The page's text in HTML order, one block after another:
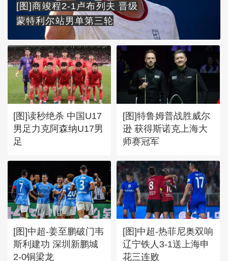
[图]商竣程2-1卢布列夫 晋级
蒙特利尔站男单第三轮
[图]读秒绝杀 中国U17
男足力克阿森纳U17男
足
[图]特鲁姆普战胜威尔
逊 获得斯诺克上海大
师赛冠军
[图]中超-姜至鹏破门韦
斯利建功 深圳新鹏城
2-0铜梁龙
[图]中超-热菲尼奥双响
辽宁铁人3-1送上海申
花三连败